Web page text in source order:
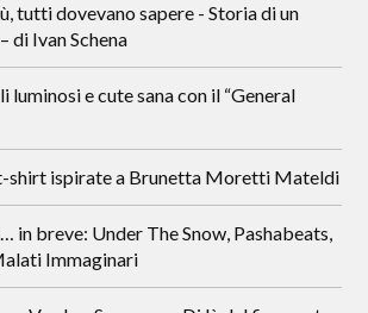
tutti dovevano sapere - Storia di un
di Ivan Schena
luminosi e cute sana con il “General
t-shirt ispirate a Brunetta Moretti Mateldi
in breve: Under The Snow, Pashabeats,
Immaginari